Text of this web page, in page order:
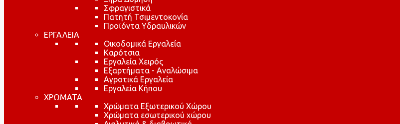
Σφραγιστικά
Πατητή Τσιμεντοκονία
Προϊόντα Υδραυλικών
ΕΡΓΑΛΕΙΑ
Οικοδομικά Εργαλεία
Καρότσια
Εργαλεία Χειρός
Εξαρτήματα - Αναλώσιμα
Αγροτικά Εργαλεία
Εργαλεία Κήπου
ΧΡΩΜΑΤΑ
Χρώματα Εξωτερικού Χώρου
Χρώματα εσωτερικού χώρου